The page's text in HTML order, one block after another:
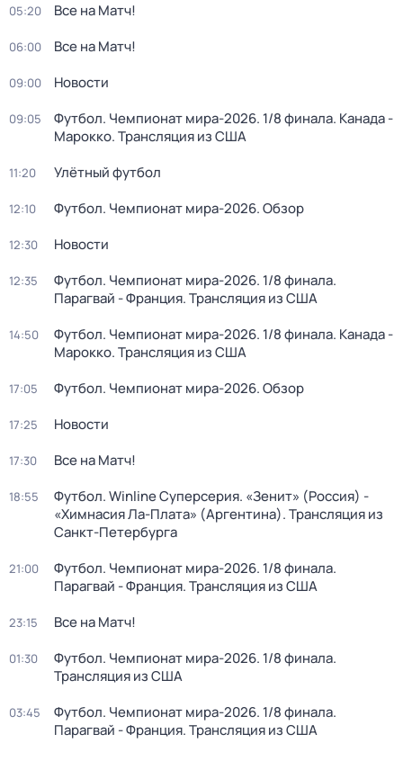
05:20 Все на Матч!
06:00 Все на Матч!
09:00 Новости
09:05
Футбол. Чемпионат мира-2026. 1/8 финала. Канада -
Марокко. Трансляция из США
11:20 Улётный футбол
12:10 Футбол. Чемпионат мира-2026. Обзор
12:30 Новости
12:35
Футбол. Чемпионат мира-2026. 1/8 финала.
Парагвай - Франция. Трансляция из США
14:50
Футбол. Чемпионат мира-2026. 1/8 финала. Канада -
Марокко. Трансляция из США
17:05 Футбол. Чемпионат мира-2026. Обзор
17:25 Новости
17:30 Все на Матч!
18:55
Футбол. Winline Суперсерия. «Зенит» (Россия) -
«Химнасия Ла-Плата» (Аргентина). Трансляция из
Санкт-Петербурга
21:00
Футбол. Чемпионат мира-2026. 1/8 финала.
Парагвай - Франция. Трансляция из США
23:15 Все на Матч!
01:30
Футбол. Чемпионат мира-2026. 1/8 финала.
Трансляция из США
03:45
Футбол. Чемпионат мира-2026. 1/8 финала.
Парагвай - Франция. Трансляция из США